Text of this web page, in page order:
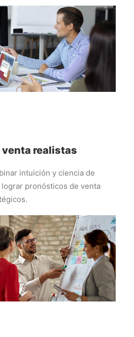
realistas
intuición y ciencia de
pronósticos de venta